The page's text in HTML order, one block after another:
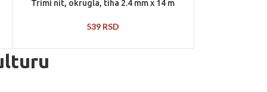
Trimi nit, okrugla, tiha 2.4 mm x 14 m
539 RSD